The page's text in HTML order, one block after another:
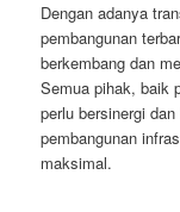
Dengan adanya
pembangunan
berkembang dan
Semua pihak, baik
perlu bersinergi
pembangunan
maksimal.